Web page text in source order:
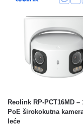
Reolink RP-PCT16MD –
PoE širokokutna
leće